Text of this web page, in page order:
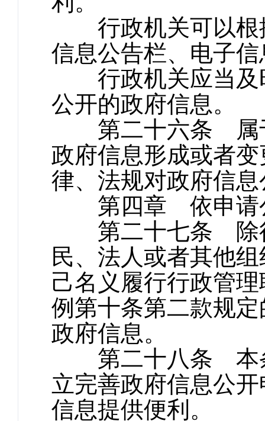
行政机关可以根
信息公告栏、电子
行政机关应当及
公开的政府信息。
第二十六条 属于
政府信息形成或者
律、法规对政府信
第四章 依申请
第二十七条 除行
民、法人或者其他
己名义履行行政管
例第十条第二款规
政府信息。
第二十八条 本条
立完善政府信息公
信息提供便利。